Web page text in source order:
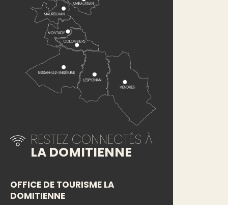
RESTEZ CONNECTÉS À
LA DOMITIENNE
OFFICE DE TOURISME LA
DOMITIENNE